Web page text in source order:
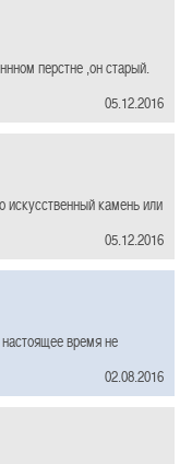
перстне ,он старый.
05.12.2016
камень или
05.12.2016
время не
02.08.2016